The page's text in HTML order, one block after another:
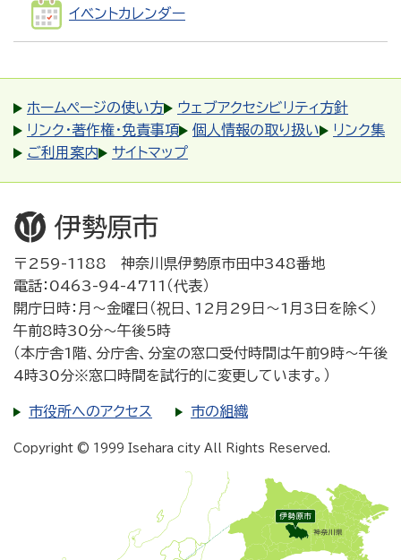
イベントカレンダー
ホームページの使い方
ウェブアクセシビリティ方針
リンク・著作権・免責事項
個人情報の取り扱い
リンク集
ご利用案内
サイトマップ
〒259-1188 神奈川県伊勢原市田中348番地
電話：0463-94-4711（代表）
開庁日時：月～金曜日（祝日、12月29日～1月3日を除く）
午前8時30分～午後5時
（本庁舎1階、分庁舎、分室の窓口受付時間は午前9時～午後
4時30分※窓口時間を試行的に変更しています。）
市役所へのアクセス 市の組織
Copyright © 1999 Isehara city All Rights Reserved.